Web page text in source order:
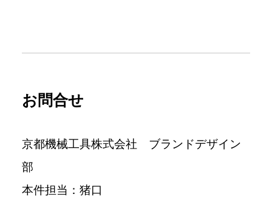
お問合せ
京都機械工具株式会社 ブランドデザイン
部
本件担当：猪口